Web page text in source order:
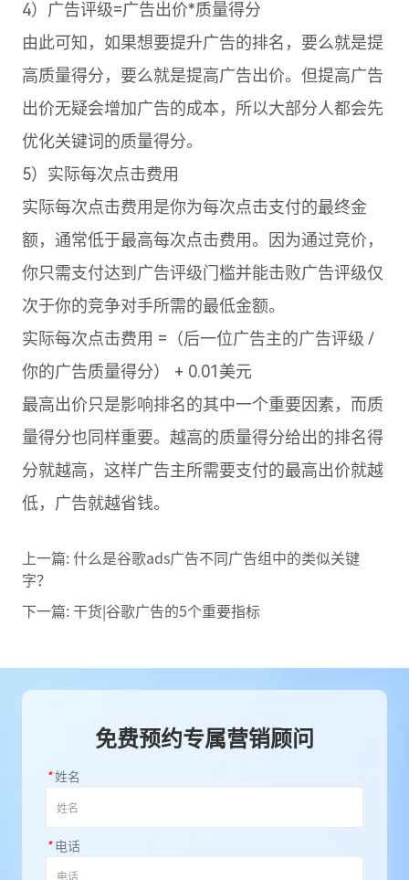
4）广告评级=广告出价*质量得分
由此可知，如果想要提升广告的排名，要么就是提
高质量得分，要么就是提高广告出价。但提高广告
出价无疑会增加广告的成本，所以大部分人都会先
优化关键词的质量得分。
5）实际每次点击费用
实际每次点击费用是你为每次点击支付的最终金
额，通常低于最高每次点击费用。因为通过竞价，
你只需支付达到广告评级门槛并能击败广告评级仅
次于你的竞争对手所需的最低金额。
实际每次点击费用 =（后一位广告主的广告评级 /
你的广告质量得分） + 0.01美元
最高出价只是影响排名的其中一个重要因素，而质
量得分也同样重要。越高的质量得分给出的排名得
分就越高，这样广告主所需要支付的最高出价就越
低，广告就越省钱。
上一篇: 什么是谷歌ads广告不同广告组中的类似关键
字？
下一篇: 干货|谷歌广告的5个重要指标
免费预约专属营销顾问
*姓名
*电话